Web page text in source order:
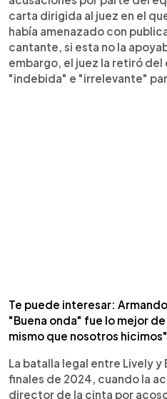
carta dirigida al juez en el
había amenazado con
cantante, si esta no la
embargo, el juez la retiró
"indebida" e "irrelevante"
Te puede interesar:
"Buena onda" fue lo mejor
mismo que nosotros hicimos"
La batalla legal entre Lively y
finales de 2024, cuando la
director de la cinta por